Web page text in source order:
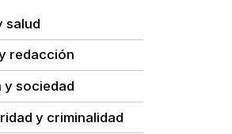
salud
redacción
y sociedad
y criminalidad